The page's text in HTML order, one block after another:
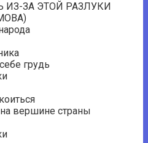
ЗА ЭТОЙ РАЗЛУКИ
грудь
вершине страны